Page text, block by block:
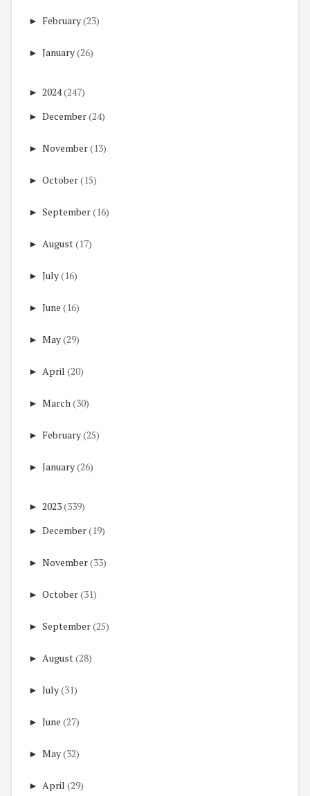
► February(23)
► January(26)
► 2024(247)
► December(24)
► November(13)
► October(15)
► September(16)
► August(17)
► July(16)
► June (16)
► May(29)
► April (20)
► March(30)
► February(25)
► January(26)
► 2023(339)
► December(19)
► November(33)
► October(31)
► September(25)
► August(28)
► July(31)
► June (27)
► May(32)
► April (29)